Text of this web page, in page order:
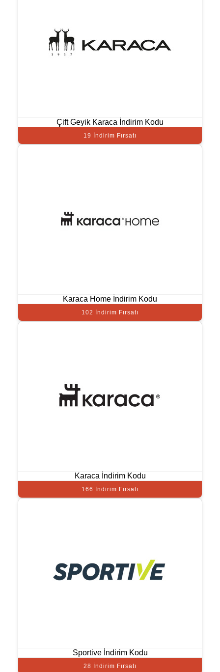
Çift Geyik Karaca İndirim Kodu
19 İndirim Fırsatı
Karaca Home İndirim Kodu
102 İndirim Fırsatı
Karaca İndirim Kodu
166 İndirim Fırsatı
Sportive İndirim Kodu
28 İndirim Fırsatı